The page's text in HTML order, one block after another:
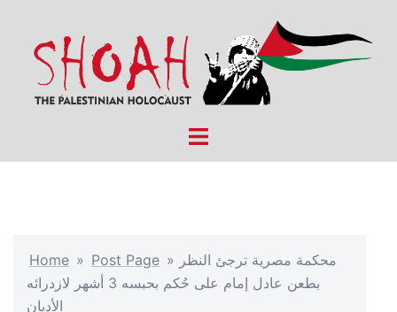
content
Toggle
Home » Post Page » محكمة مصرية ترجئ النظر
بطعن عادل إمام على حُكم بحبسه 3 أشهر لازدرائه
الأديان